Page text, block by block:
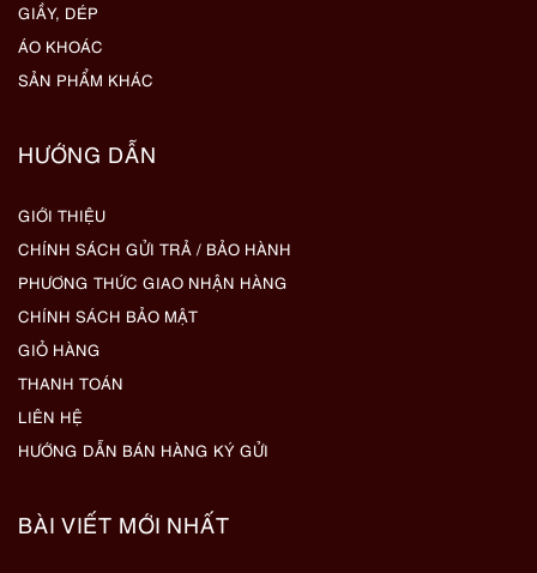
GIẦY, DÉP
ÁO KHOÁC
SẢN PHẨM KHÁC
HƯỚNG DẪN
GIỚI THIỆU
CHÍNH SÁCH GỬI TRẢ / BẢO HÀNH
PHƯƠNG THỨC GIAO NHẬN HÀNG
CHÍNH SÁCH BẢO MẬT
GIỎ HÀNG
THANH TOÁN
LIÊN HỆ
HƯỚNG DẪN BÁN HÀNG KÝ GỬI
BÀI VIẾT MỚI NHẤT